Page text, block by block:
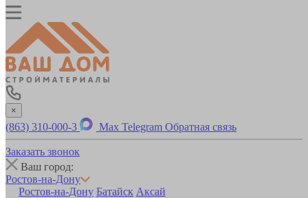
×
(863) 310-000-3 Max Telegram Обратная связь
Заказать звонок
Ваш город:
Ростов-на-Дону
Ростов-на-Дону Батайск Аксай